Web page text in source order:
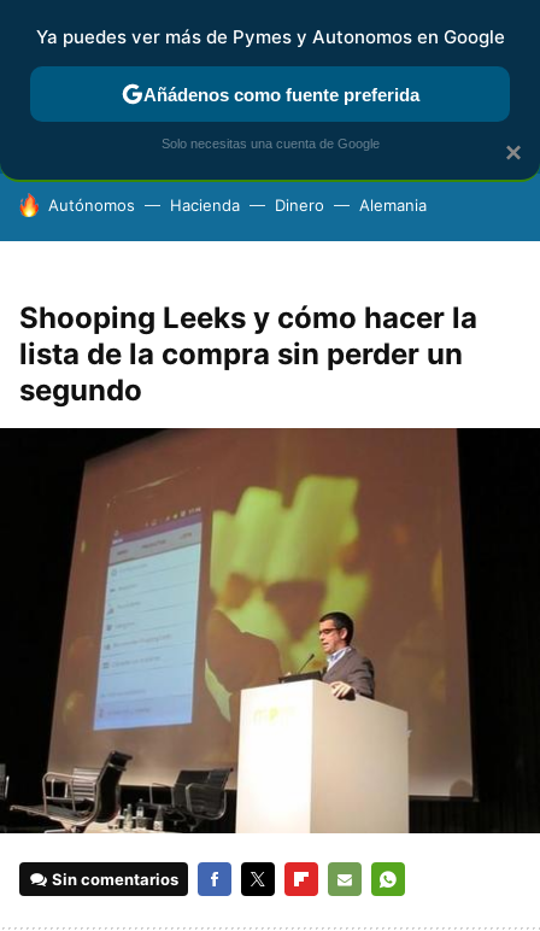
FISCALIDAD Y CONTABILIDAD KIT DIGITAL RENTA
HOY SE HABLA DE
Autónomos Hacienda Dinero Alemania
Shooping Leeks y cómo hacer la
lista de la compra sin perder un
segundo
Sin comentarios
×
Ya puedes ver más de Pymes y Autonomos en Google
Añádenos como fuente preferida
Solo necesitas una cuenta de Google